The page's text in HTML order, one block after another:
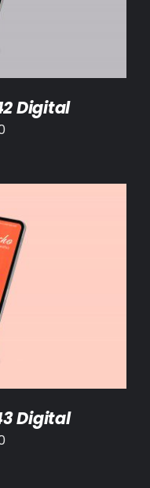
Digital
/
Digital